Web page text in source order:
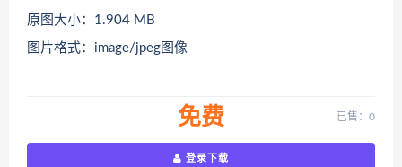
原图大小：1.904 MB
图片格式：image/jpeg图像
免费 已售：0
登录下载